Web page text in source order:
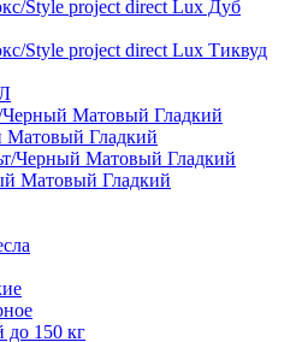
Style project direct Lux Дуб
Style project direct Lux Тиквуд
Черный Матовый Гладкий
Гладкий
Черный Матовый Гладкий
Матовый Гладкий
до 150 кг